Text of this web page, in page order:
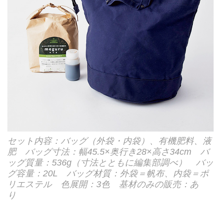
セット内容：バッグ（外袋・内袋）、有機肥料、液
肥 バッグ寸法：幅45.5×奥行き28×高さ34cm バ
ッグ質量：536g（寸法とともに編集部調べ） バッ
グ容量：20L バッグ材質：外袋＝帆布、内袋＝ポ
リエステル 色展開：3色 基材のみの販売：あ
り